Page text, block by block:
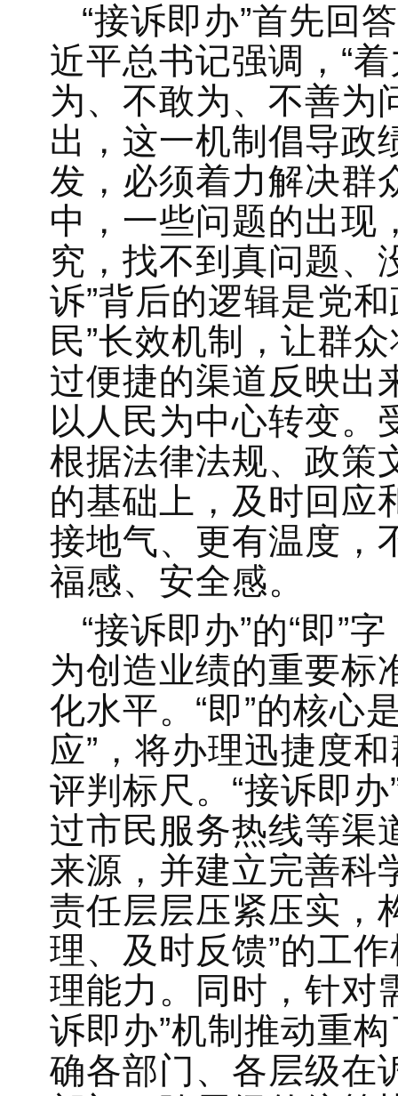
“接诉即办”首先回
近平总书记强调，“
为、不敢为、不善为
出，这一机制倡导政
发，必须着力解决群
中，一些问题的出现
究，找不到真问题、
诉”背后的逻辑是党
民”长效机制，让群
过便捷的渠道反映出
以人民为中心转变。
根据法律法规、政策
的基础上，及时回应
接地气、更有温度，
福感、安全感。
“接诉即办”的“即”
为创造业绩的重要标
化水平。“即”的核心
应”，将办理迅捷度
评判标尺。“接诉即
过市民服务热线等渠
来源，并建立完善科
责任层层压紧压实，
理、及时反馈”的工
理能力。同时，针对
诉即办”机制推动重
确各部门、各层级在